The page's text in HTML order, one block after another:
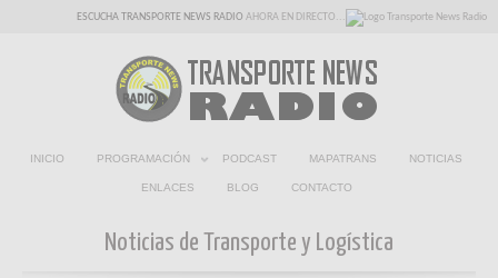
ESCUCHA TRANSPORTE NEWS RADIO AHORA EN DIRECTO...
INICIO PROGRAMACIÓN PODCAST MAPATRANS NOTICIAS
ENLACES BLOG CONTACTO
Noticias de Transporte y Logística